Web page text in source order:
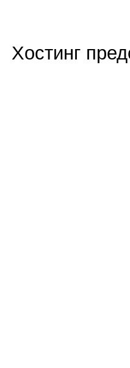
Хостинг